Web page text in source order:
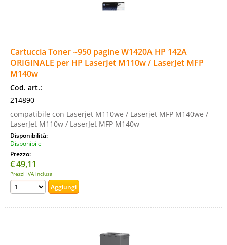
Cartuccia Toner ~950 pagine W1420A HP 142A
ORIGINALE per HP LaserJet M110w / LaserJet MFP
M140w
Cod. art.:
214890
compatibile con Laserjet M110we / Laserjet MFP M140we /
LaserJet M110w / LaserJet MFP M140w
Disponibilità:
Disponibile
Prezzo:
€49,11
Prezzi IVA inclusa